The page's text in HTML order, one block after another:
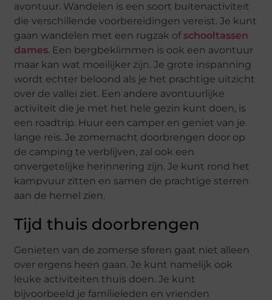
avontuur. Wandelen is een soort buitenactiviteit
die verschillende voorbereidingen vereist. Je kunt
gaan wandelen met een rugzak of schooltassen
dames. Een bergbeklimmen is ook een avontuur
maar kan wat moeilijker zijn. Je grote inspanning
wordt echter beloond als je het prachtige uitzicht
over de vallei ziet. Een andere avontuurlijke
activiteit die je met het hele gezin kunt doen, is
een roadtrip. Huur een camper en geniet van je
lange reis. Je zomernacht doorbrengen door op
de camping te verblijven, zal ook een
onvergetelijke herinnering zijn. Je kunt rond het
kampvuur zitten en samen de prachtige sterren
aan de hemel zien.
Tijd thuis doorbrengen
Genieten van de zomerse sferen gaat niet alleen
over ergens heen gaan. Je kunt namelijk ook
leuke activiteiten thuis doen. Je kunt
bijvoorbeeld je familieleden en vrienden